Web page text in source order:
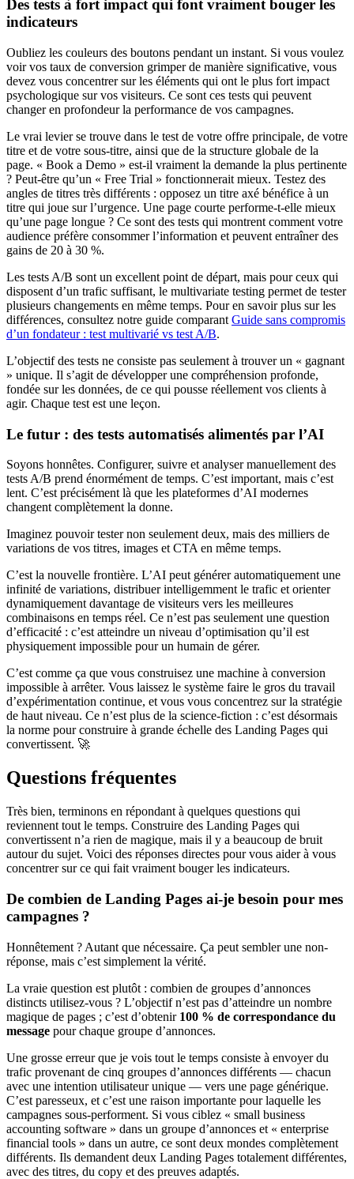
Des tests à fort impact qui font vraiment bouger les
indicateurs
Oubliez les couleurs des boutons pendant un instant. Si vous voulez
voir vos taux de conversion grimper de manière significative, vous
devez vous concentrer sur les éléments qui ont le plus fort impact
psychologique sur vos visiteurs. Ce sont ces tests qui peuvent
changer en profondeur la performance de vos campagnes.
Le vrai levier se trouve dans le test de votre offre principale, de votre
titre et de votre sous-titre, ainsi que de la structure globale de la
page. « Book a Demo » est-il vraiment la demande la plus pertinente
? Peut-être qu’un « Free Trial » fonctionnerait mieux. Testez des
angles de titres très différents : opposez un titre axé bénéfice à un
titre qui joue sur l’urgence. Une page courte performe-t-elle mieux
qu’une page longue ? Ce sont des tests qui montrent comment votre
audience préfère consommer l’information et peuvent entraîner des
gains de 20 à 30 %.
Les tests A/B sont un excellent point de départ, mais pour ceux qui
disposent d’un trafic suffisant, le multivariate testing permet de tester
plusieurs changements en même temps. Pour en savoir plus sur les
différences, consultez notre guide comparant Guide sans compromis
d’un fondateur : test multivarié vs test A/B.
L’objectif des tests ne consiste pas seulement à trouver un « gagnant
» unique. Il s’agit de développer une compréhension profonde,
fondée sur les données, de ce qui pousse réellement vos clients à
agir. Chaque test est une leçon.
Le futur : des tests automatisés alimentés par l’AI
Soyons honnêtes. Configurer, suivre et analyser manuellement des
tests A/B prend énormément de temps. C’est important, mais c’est
lent. C’est précisément là que les plateformes d’AI modernes
changent complètement la donne.
Imaginez pouvoir tester non seulement deux, mais des milliers de
variations de vos titres, images et CTA en même temps.
C’est la nouvelle frontière. L’AI peut générer automatiquement une
infinité de variations, distribuer intelligemment le trafic et orienter
dynamiquement davantage de visiteurs vers les meilleures
combinaisons en temps réel. Ce n’est pas seulement une question
d’efficacité : c’est atteindre un niveau d’optimisation qu’il est
physiquement impossible pour un humain de gérer.
C’est comme ça que vous construisez une machine à conversion
impossible à arrêter. Vous laissez le système faire le gros du travail
d’expérimentation continue, et vous vous concentrez sur la stratégie
de haut niveau. Ce n’est plus de la science-fiction : c’est désormais
la norme pour construire à grande échelle des Landing Pages qui
convertissent. 🚀
Questions fréquentes
Très bien, terminons en répondant à quelques questions qui
reviennent tout le temps. Construire des Landing Pages qui
convertissent n’a rien de magique, mais il y a beaucoup de bruit
autour du sujet. Voici des réponses directes pour vous aider à vous
concentrer sur ce qui fait vraiment bouger les indicateurs.
De combien de Landing Pages ai-je besoin pour mes
campagnes ?
Honnêtement ? Autant que nécessaire. Ça peut sembler une non-
réponse, mais c’est simplement la vérité.
La vraie question est plutôt : combien de groupes d’annonces
distincts utilisez-vous ? L’objectif n’est pas d’atteindre un nombre
magique de pages ; c’est d’obtenir 100 % de correspondance du
message pour chaque groupe d’annonces.
Une grosse erreur que je vois tout le temps consiste à envoyer du
trafic provenant de cinq groupes d’annonces différents — chacun
avec une intention utilisateur unique — vers une page générique.
C’est paresseux, et c’est une raison importante pour laquelle les
campagnes sous-performent. Si vous ciblez « small business
accounting software » dans un groupe d’annonces et « enterprise
financial tools » dans un autre, ce sont deux mondes complètement
différents. Ils demandent deux Landing Pages totalement différentes,
avec des titres, du copy et des preuves adaptés.